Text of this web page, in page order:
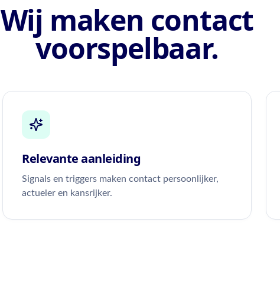
Wij maken contact
voorspelbaar.
Relevante aanleiding
Signals en triggers maken contact persoonlijker,
actueler en kansrijker.